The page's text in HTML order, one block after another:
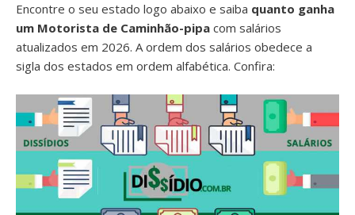
Encontre o seu estado logo abaixo e saiba quanto ganha
um Motorista de Caminhão-pipa com salários
atualizados em 2026. A ordem dos salários obedece a
sigla dos estados em ordem alfabética. Confira: